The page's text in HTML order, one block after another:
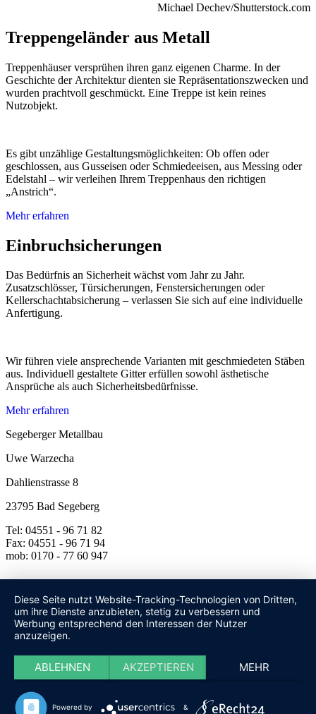
Michael Dechev/Shutterstock.com
Treppengeländer aus Metall
Treppenhäuser versprühen ihren ganz eigenen Charme. In der
Geschichte der Architektur dienten sie Repräsentationszwecken und
wurden prachtvoll geschmückt. Eine Treppe ist kein reines
Nutzobjekt.
Es gibt unzählige Gestaltungsmöglichkeiten: Ob offen oder
geschlossen, aus Gusseisen oder Schmiedeeisen, aus Messing oder
Edelstahl – wir verleihen Ihrem Treppenhaus den richtigen
„Anstrich“.
Mehr erfahren
Einbruchsicherungen
Das Bedürfnis an Sicherheit wächst vom Jahr zu Jahr.
Zusatzschlösser, Türsicherungen, Fenstersicherungen oder
Kellerschachtabsicherung – verlassen Sie sich auf eine individuelle
Anfertigung.
Wir führen viele ansprechende Varianten mit geschmiedeten Stäben
aus. Individuell gestaltete Gitter erfüllen sowohl ästhetische
Ansprüche als auch Sicherheitsbedürfnisse.
Mehr erfahren
Segeberger Metallbau
Uwe Warzecha
Dahlienstrasse 8
23795 Bad Segeberg
Tel: 04551 - 96 71 82
Fax: 04551 - 96 71 94
mob: 0170 - 77 60 947
Diese Seite nutzt Website-Tracking-Technologien von Dritten,
um ihre Dienste anzubieten, stetig zu verbessern und
Werbung entsprechend den Interessen der Nutzer
anzuzeigen.
ABLEHNEN AKZEPTIEREN MEHR
Powered by &